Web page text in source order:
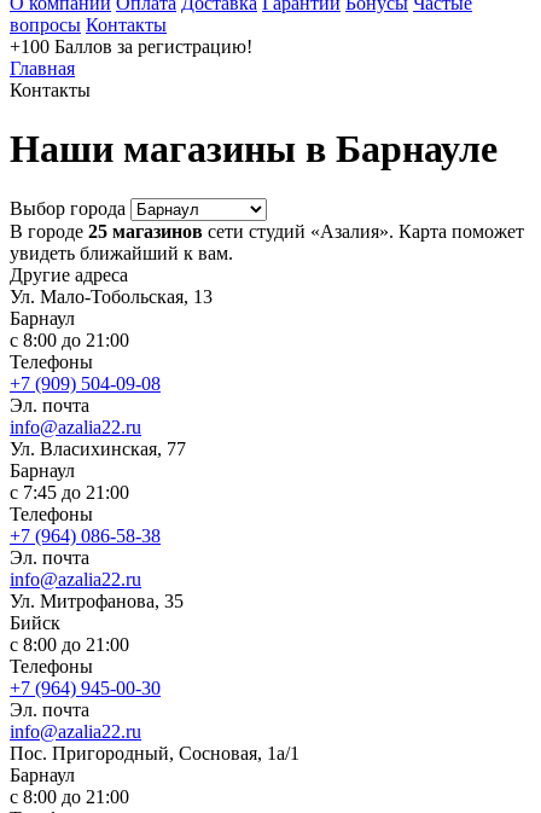
вопросы Контакты
+100 Баллов за регистрацию!
Главная
Контакты
Наши магазины в Барнауле
Выбор города
В городе 25 магазинов сети студий «Азалия». Карта поможет
увидеть ближайший к вам.
Другие адреса
Ул. Мало-Тобольская, 13
Барнаул
с 8:00 до 21:00
Телефоны
+7 (909) 504-09-08
Эл. почта
info@azalia22.ru
Ул. Власихинская, 77
Барнаул
с 7:45 до 21:00
Телефоны
+7 (964) 086-58-38
Эл. почта
info@azalia22.ru
Ул. Митрофанова, 35
Бийск
с 8:00 до 21:00
Телефоны
+7 (964) 945-00-30
Эл. почта
info@azalia22.ru
Пос. Пригородный, Сосновая, 1а/1
Барнаул
с 8:00 до 21:00